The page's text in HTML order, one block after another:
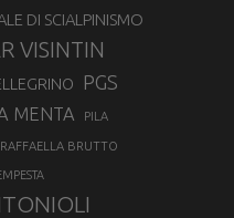
DI SCIALPINISMO
VISINTIN
PGS
MENTA PILA
RAFFAELLA BRUTTO